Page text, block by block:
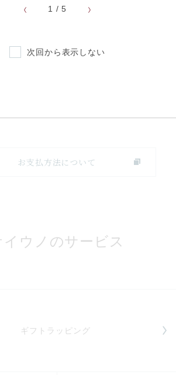
【ご利用可能なクレジットカード】
お支払方法について
イウノのサービス
ギフトラッピング
1 /5
次回から表示しない